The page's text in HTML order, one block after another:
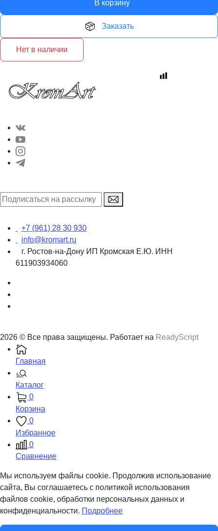
В корзину
Заказать
Нет в наличии
+7 (961) 28 30 930
info@kromart.ru
г. Ростов-на-Дону ИП Кромская Е.Ю. ИНН
611903934060
2026 © Все права защищены. Работает на ReadyScript
Главная
Каталог
0
Корзина
0
Избранное
0
Сравнение
Мы используем файлы cookie. Продолжив использование
сайта, Вы соглашаетесь с политикой использования
файлов cookie, обработки персональных данных и
конфиденциальности. Подробнее